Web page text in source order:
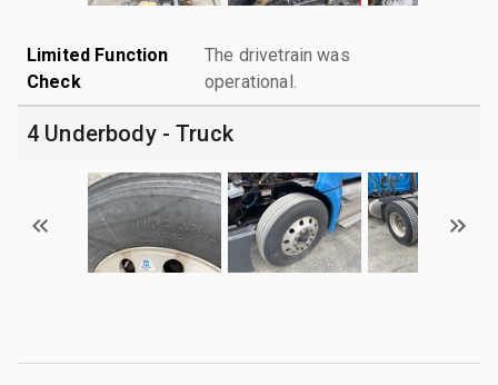
Limited Function
Check
The drivetrain was
operational.
4 Underbody - Truck